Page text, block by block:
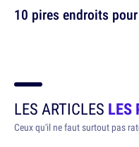
10 pires endroits
LES ARTICLES LES
Ceux qu'il ne faut surtout pas